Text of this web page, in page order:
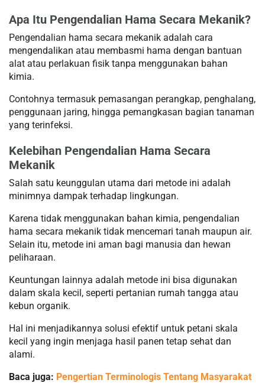
Apa Itu Pengendalian Hama Secara Mekanik?
Pengendalian hama secara mekanik adalah cara
mengendalikan atau membasmi hama dengan bantuan
alat atau perlakuan fisik tanpa menggunakan bahan
kimia.
Contohnya termasuk pemasangan perangkap, penghalang,
penggunaan jaring, hingga pemangkasan bagian tanaman
yang terinfeksi.
Kelebihan Pengendalian Hama Secara
Mekanik
Salah satu keunggulan utama dari metode ini adalah
minimnya dampak terhadap lingkungan.
Karena tidak menggunakan bahan kimia, pengendalian
hama secara mekanik tidak mencemari tanah maupun air.
Selain itu, metode ini aman bagi manusia dan hewan
peliharaan.
Keuntungan lainnya adalah metode ini bisa digunakan
dalam skala kecil, seperti pertanian rumah tangga atau
kebun organik.
Hal ini menjadikannya solusi efektif untuk petani skala
kecil yang ingin menjaga hasil panen tetap sehat dan
alami.
Baca juga: Pengertian Terminologis Tentang Masyarakat